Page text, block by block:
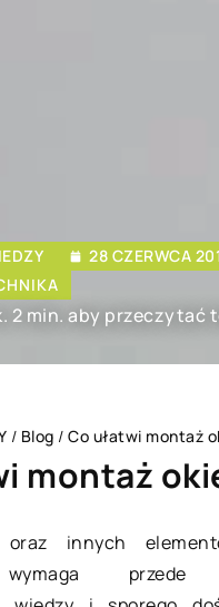
28 CZERWCA
2 min. aby przeczytać
/ Blog / Co ułatwi montaż
montaż
innych
przede